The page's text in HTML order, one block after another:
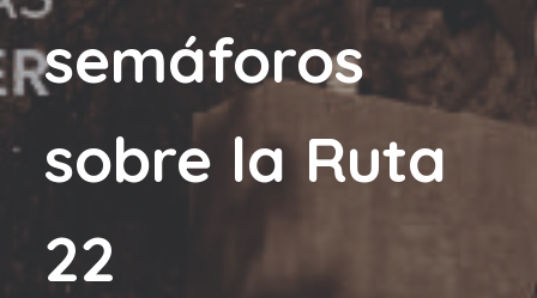
semáforos
sobre la Ruta
22